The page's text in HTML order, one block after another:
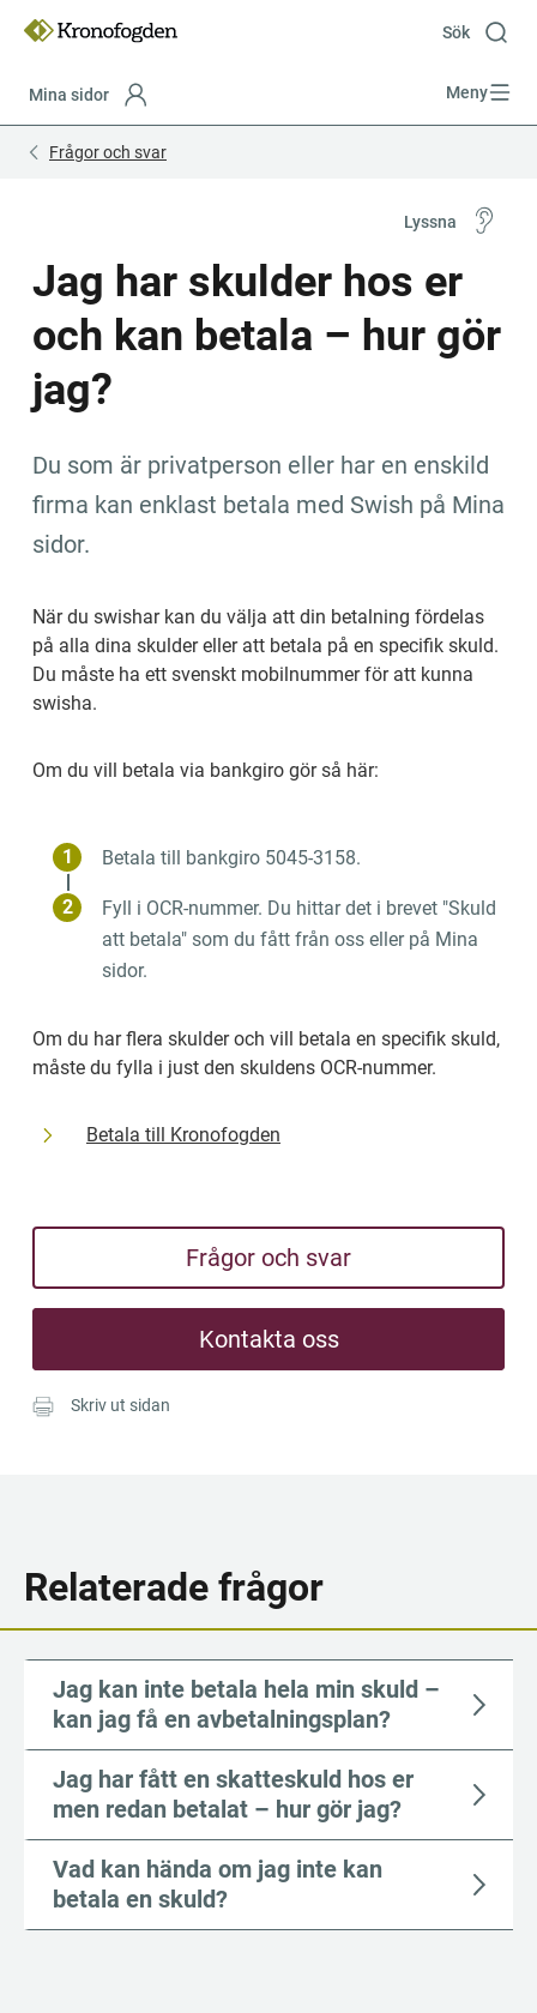
innehåll
Sök
Mina sidor Meny
Frågor och svar
Lyssna
Jag har skulder hos er
och kan betala – hur gör
jag?
Du som är privatperson eller har en enskild
firma kan enklast betala med Swish på Mina
sidor.
När du swishar kan du välja att din betalning fördelas
på alla dina skulder eller att betala på en specifik skuld.
Du måste ha ett svenskt mobilnummer för att kunna
swisha.
Om du vill betala via bankgiro gör så här:
Betala till bankgiro 5045-­­­­­3158.
Fyll i OCR-nummer. Du hittar det i brevet "Skuld
att betala" som du fått från oss eller på Mina
sidor.
Om du har flera skulder och vill betala en specifik skuld,
måste du fylla i just den skuldens OCR-nummer.
Betala till Kronofogden
Frågor och svar
Kontakta oss
Skriv ut sidan
Relaterade frågor
Jag kan inte betala hela min skuld –
kan jag få en avbetalningsplan?
Jag har fått en skatteskuld hos er
men redan betalat – hur gör jag?
Vad kan hända om jag inte kan
betala en skuld?
start
end